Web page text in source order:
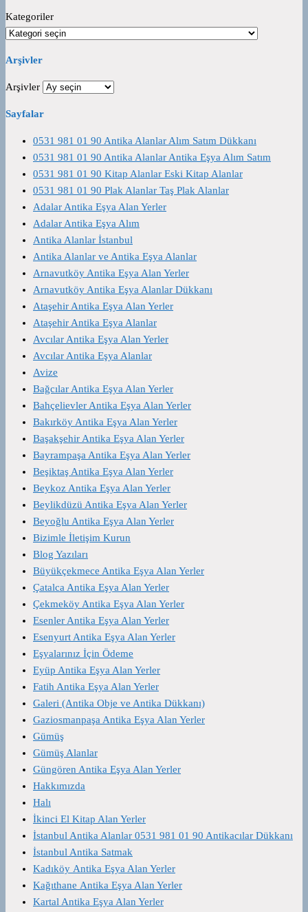
Kategoriler
Arşivler
Arşivler
Sayfalar
0531 981 01 90 Antika Alanlar Alım Satım Dükkanı
0531 981 01 90 Antika Alanlar Antika Eşya Alım Satım
0531 981 01 90 Kitap Alanlar Eski Kitap Alanlar
0531 981 01 90 Plak Alanlar Taş Plak Alanlar
Adalar Antika Eşya Alan Yerler
Adalar Antika Eşya Alım
Antika Alanlar İstanbul
Antika Alanlar ve Antika Eşya Alanlar
Arnavutköy Antika Eşya Alan Yerler
Arnavutköy Antika Eşya Alanlar Dükkanı
Ataşehir Antika Eşya Alan Yerler
Ataşehir Antika Eşya Alanlar
Avcılar Antika Eşya Alan Yerler
Avcılar Antika Eşya Alanlar
Avize
Bağcılar Antika Eşya Alan Yerler
Bahçelievler Antika Eşya Alan Yerler
Bakırköy Antika Eşya Alan Yerler
Başakşehir Antika Eşya Alan Yerler
Bayrampaşa Antika Eşya Alan Yerler
Beşiktaş Antika Eşya Alan Yerler
Beykoz Antika Eşya Alan Yerler
Beylikdüzü Antika Eşya Alan Yerler
Beyoğlu Antika Eşya Alan Yerler
Bizimle İletişim Kurun
Blog Yazıları
Büyükçekmece Antika Eşya Alan Yerler
Çatalca Antika Eşya Alan Yerler
Çekmeköy Antika Eşya Alan Yerler
Esenler Antika Eşya Alan Yerler
Esenyurt Antika Eşya Alan Yerler
Eşyalarınız İçin Ödeme
Eyüp Antika Eşya Alan Yerler
Fatih Antika Eşya Alan Yerler
Galeri (Antika Obje ve Antika Dükkanı)
Gaziosmanpaşa Antika Eşya Alan Yerler
Gümüş
Gümüş Alanlar
Güngören Antika Eşya Alan Yerler
Hakkımızda
Halı
İkinci El Kitap Alan Yerler
İstanbul Antika Alanlar 0531 981 01 90 Antikacılar Dükkanı
İstanbul Antika Satmak
Kadıköy Antika Eşya Alan Yerler
Kağıthane Antika Eşya Alan Yerler
Kartal Antika Eşya Alan Yerler